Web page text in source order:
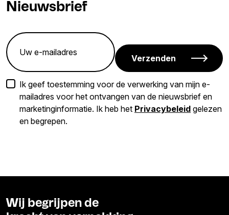
Nieuwsbrief
Verzenden
Ik geef toestemming voor de verwerking van mijn e-
mailadres voor het ontvangen van de nieuwsbrief en
marketinginformatie. Ik heb het Privacybeleid gelezen
en begrepen.
Wij begrijpen de